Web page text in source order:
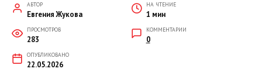
АВТОР
Евгения Жукова
НА ЧТЕНИЕ
1 мин
ПРОСМОТРОВ
283
КОММЕНТАРИИ
0
ОПУБЛИКОВАНО
22.05.2026